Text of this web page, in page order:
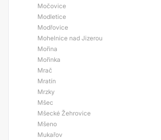
Močovice
Modletice
Modřovice
Mohelnice nad Jizerou
Mořina
Mořinka
Mrač
Mratín
Mrzky
Mšec
Mšecké Žehrovice
Mšeno
Mukařov